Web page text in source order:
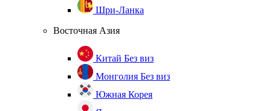
Шри-Ланка
Восточная Азия
Китай Без виз
Монголия Без виз
Южная Корея